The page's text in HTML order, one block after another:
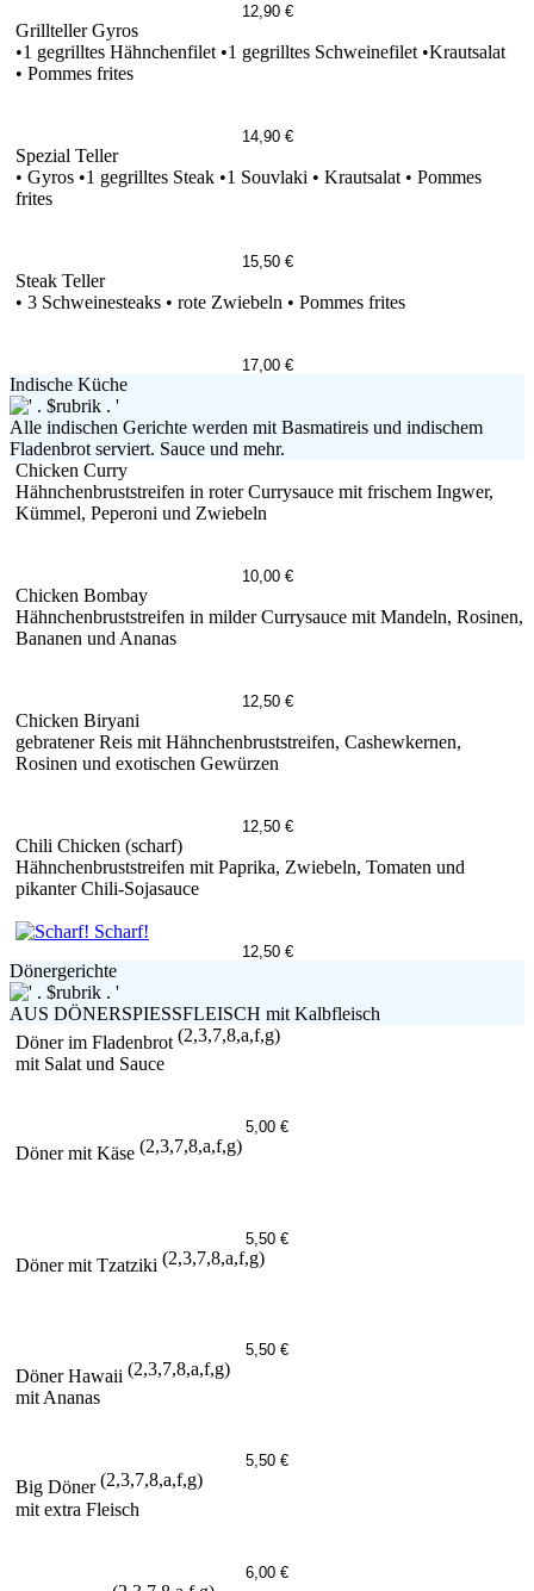
12,90 €
Grillteller Gyros
•1 gegrilltes Hähnchenfilet •1 gegrilltes Schweinefilet •Krautsalat
• Pommes frites
14,90 €
Spezial Teller
• Gyros •1 gegrilltes Steak •1 Souvlaki • Krautsalat • Pommes
frites
15,50 €
Steak Teller
• 3 Schweinesteaks • rote Zwiebeln • Pommes frites
17,00 €
Indische Küche
Alle indischen Gerichte werden mit Basmatireis und indischem
Fladenbrot serviert. Sauce und mehr.
Chicken Curry
Hähnchenbruststreifen in roter Currysauce mit frischem Ingwer,
Kümmel, Peperoni und Zwiebeln
10,00 €
Chicken Bombay
Hähnchenbruststreifen in milder Currysauce mit Mandeln, Rosinen,
Bananen und Ananas
12,50 €
Chicken Biryani
gebratener Reis mit Hähnchenbruststreifen, Cashewkernen,
Rosinen und exotischen Gewürzen
12,50 €
Chili Chicken (scharf)
Hähnchenbruststreifen mit Paprika, Zwiebeln, Tomaten und
pikanter Chili-Sojasauce
Scharf!
12,50 €
Dönergerichte
AUS DÖNERSPIESSFLEISCH mit Kalbfleisch
Döner im Fladenbrot (2,3,7,8,a,f,g)
mit Salat und Sauce
5,00 €
Döner mit Käse (2,3,7,8,a,f,g)
5,50 €
Döner mit Tzatziki (2,3,7,8,a,f,g)
5,50 €
Döner Hawaii (2,3,7,8,a,f,g)
mit Ananas
5,50 €
Big Döner (2,3,7,8,a,f,g)
mit extra Fleisch
6,00 €